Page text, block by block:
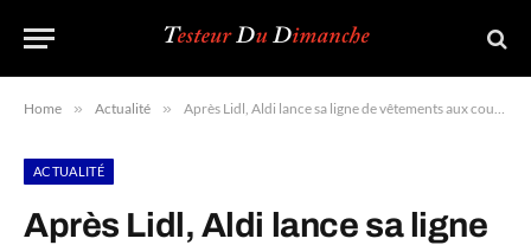
Home » Actualité » Après Lidl, Aldi lance sa ligne de vêtements aux couleurs de l’enseigne
ACTUALITÉ
Après Lidl, Aldi lance sa ligne